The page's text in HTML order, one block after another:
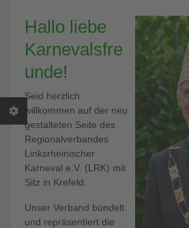
Hallo liebe
Karnevalsfre
unde!
Seid herzlich
willkommen auf der neu
gestalteten Seite des
Regionalverbandes
Linksrheinischer
Karneval e.V. (LRK) mit
Sitz in Krefeld.
Unser Verband bündelt
und repräsentiert die